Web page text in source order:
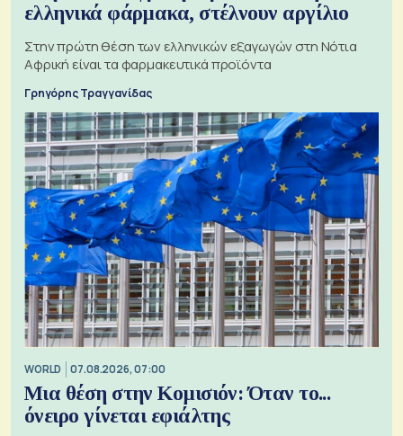
ελληνικά φάρμακα, στέλνουν αργίλιο
Στην πρώτη θέση των ελληνικών εξαγωγών στη Νότια
Αφρική είναι τα φαρμακευτικά προϊόντα
Γρηγόρης Τραγγανίδας
WORLD 07.08.2026, 07:00
Μια θέση στην Κομισιόν: Όταν το...
όνειρο γίνεται εφιάλτης